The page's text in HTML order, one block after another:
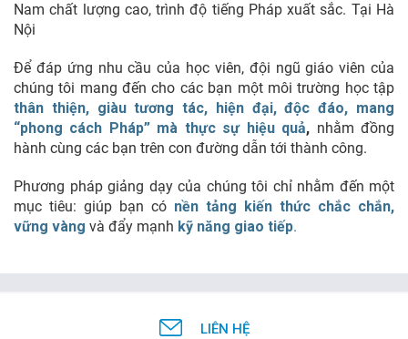
Nam chất lượng cao, trình độ tiếng Pháp xuất sắc. Tại Hà
Nội
Để đáp ứng nhu cầu của học viên, đội ngũ giáo viên của
chúng tôi mang đến cho các bạn một môi trường học tập
thân thiện, giàu tương tác, hiện đại, độc đáo, mang
“phong cách Pháp” mà thực sự hiệu quả, nhằm đồng
hành cùng các bạn trên con đường dẫn tới thành công.
Phương pháp giảng dạy của chúng tôi chỉ nhằm đến một
mục tiêu: giúp bạn có nền tảng kiến thức chắc chắn,
vững vàng và đẩy mạnh kỹ năng giao tiếp.
LIÊN HỆ